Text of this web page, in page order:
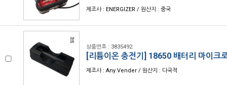
제조사 : ENERGIZER / 원산지 : 중국
상품번호 : 3835492
[리튬이온 충전기] 18650 배터리 마이크
제조사 : Any Vender / 원산지 : 다국적